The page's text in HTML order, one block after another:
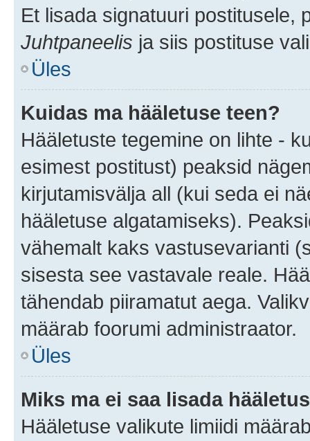
Et lisada signatuuri postitusele,
Juhtpaneelis ja siis postituse
Üles
Kuidas ma hääletuse teen?
Hääletuste tegemine on lihte -
esimest postitust) peaksid
kirjutamisvälja all (kui seda ei
hääletuse algatamiseks).
vähemalt kaks vastusevarianti
sisesta see vastavale reale.
tähendab piiramatut aega.
määrab foorumi administraator.
Üles
Miks ma ei saa lisada
Hääletuse valikute limiidi